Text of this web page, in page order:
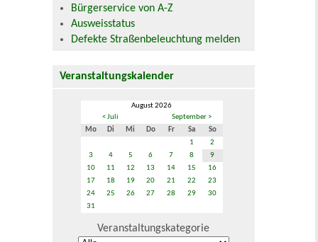
Bürgerservice von A-Z
Ausweisstatus
Defekte Straßenbeleuchtung melden
Veranstaltungskalender
August 2026
< Juli
September >
Mo
Di Mi Do Fr Sa
So
1
2
3
4 5 6 7 8
9
10
11 12 13 14 15
16
17
18 19 20 21 22
23
24
25 26 27 28 29
30
31
Veranstaltungskategorie